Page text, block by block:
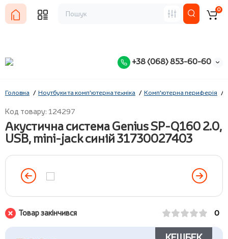
+38 (068) 853-60-60
0
Головна Ноутбуки та комп'ютерна техніка Комп'ютерна периферія
Код товару: 124297
Акустична система Genius SP-Q160 2.0,
USB, mini-jack синій 31730027403
Товар закінчився 0